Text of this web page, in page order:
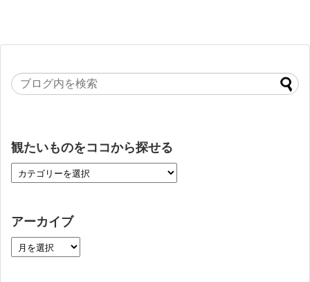
観たいものをココから探せる
アーカイブ